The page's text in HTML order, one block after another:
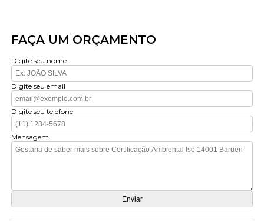
FAÇA UM ORÇAMENTO
Digite seu nome
Digite seu email
Digite seu telefone
Mensagem